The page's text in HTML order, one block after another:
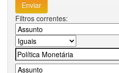
Filtros correntes: